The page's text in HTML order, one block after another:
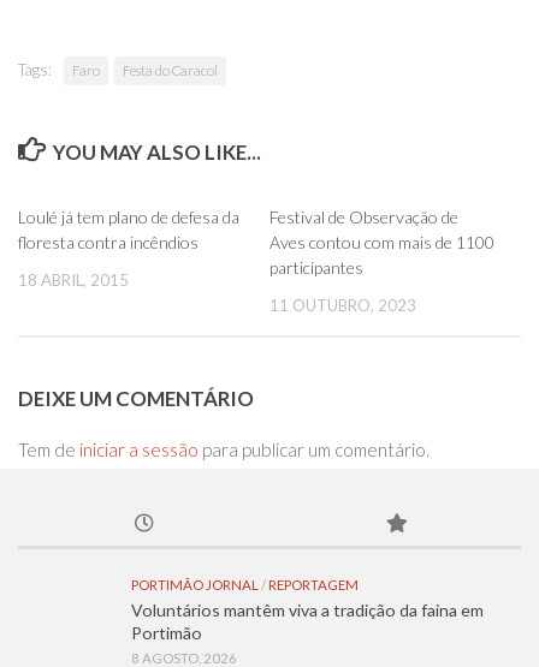
Tags: Faro Festa do Caracol
YOU MAY ALSO LIKE...
Loulé já tem plano de defesa da
floresta contra incêndios
18 ABRIL, 2015
Festival de Observação de
Aves contou com mais de 1100
participantes
11 OUTUBRO, 2023
DEIXE UM COMENTÁRIO
Tem de iniciar a sessão para publicar um comentário.
PORTIMÃO JORNAL / REPORTAGEM
Voluntários mantêm viva a tradição da faina em
Portimão
8 AGOSTO, 2026